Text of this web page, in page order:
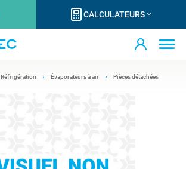
CALCULATEURS
Réfrigération Évaporateurs à air Pièces détachées